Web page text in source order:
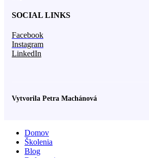
SOCIAL LINKS
Facebook
Instagram
LinkedIn
Vytvorila Petra Machánová
Domov
Školenia
Blog